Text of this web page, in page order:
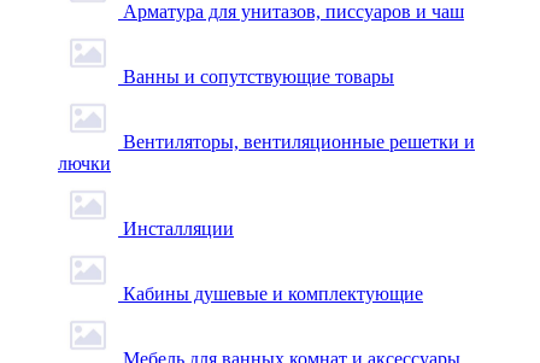
Арматура для унитазов, писсуаров и чаш
Ванны и сопутствующие товары
Вентиляторы, вентиляционные решетки и
лючки
Инсталляции
Кабины душевые и комплектующие
Мебель для ванных комнат и аксессуары